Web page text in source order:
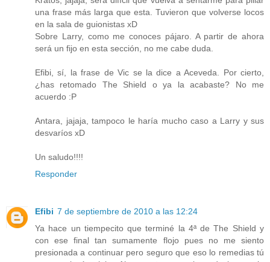
una frase más larga que esta. Tuvieron que volverse locos
en la sala de guionistas xD
Sobre Larry, como me conoces pájaro. A partir de ahora
será un fijo en esta sección, no me cabe duda.
Efibi, sí, la frase de Vic se la dice a Aceveda. Por cierto,
¿has retomado The Shield o ya la acabaste? No me
acuerdo :P
Antara, jajaja, tampoco le haría mucho caso a Larry y sus
desvaríos xD
Un saludo!!!!
Responder
Efibi 7 de septiembre de 2010 a las 12:24
Ya hace un tiempecito que terminé la 4ª de The Shield y
con ese final tan sumamente flojo pues no me siento
presionada a continuar pero seguro que eso lo remedias tú